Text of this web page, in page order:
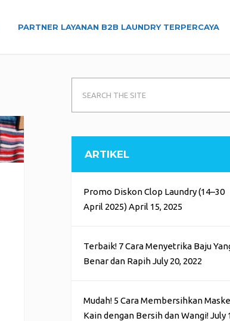
PARTNER LAYANAN B2B LAUNDRY TERPERCAYA
ARTIKEL
Promo Diskon Clop Laundry (14–30
April 2025)April 15, 2025
Terbaik! 7 Cara Menyetrika Baju
Benar dan RapihJuly 20, 2022
Mudah! 5 Cara Membersihkan
Kain dengan Bersih dan Wangi!July